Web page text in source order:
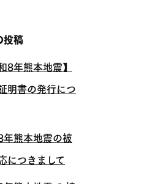
投稿
8年熊本地震】
明書の発行につ
年熊本地震の被
につきまして